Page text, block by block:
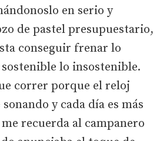
en serio y
de pastel presupuestario,
conseguir frenar lo
lo insostenible.
correr porque el reloj
y cada día es más
recuerda al campanero